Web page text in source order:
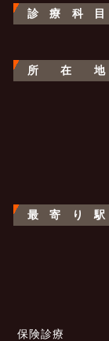
診 療 科 目
所 在 地
最 寄 り 駅
保険診療